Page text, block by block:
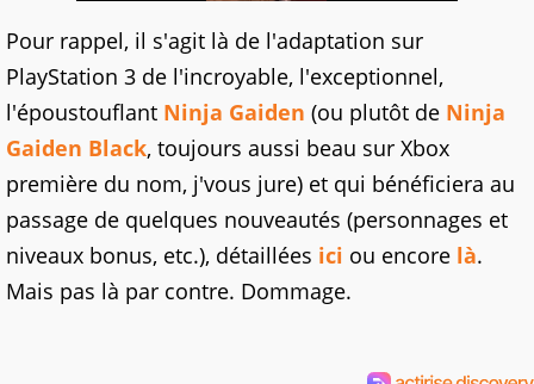
Pour rappel, il s'agit là de l'adaptation sur
PlayStation 3 de l'incroyable, l'exceptionnel,
l'époustouflant Ninja Gaiden (ou plutôt de Ninja
Gaiden Black, toujours aussi beau sur Xbox
première du nom, j'vous jure) et qui bénéficiera au
passage de quelques nouveautés (personnages et
niveaux bonus, etc.), détaillées ici ou encore là.
Mais pas là par contre. Dommage.